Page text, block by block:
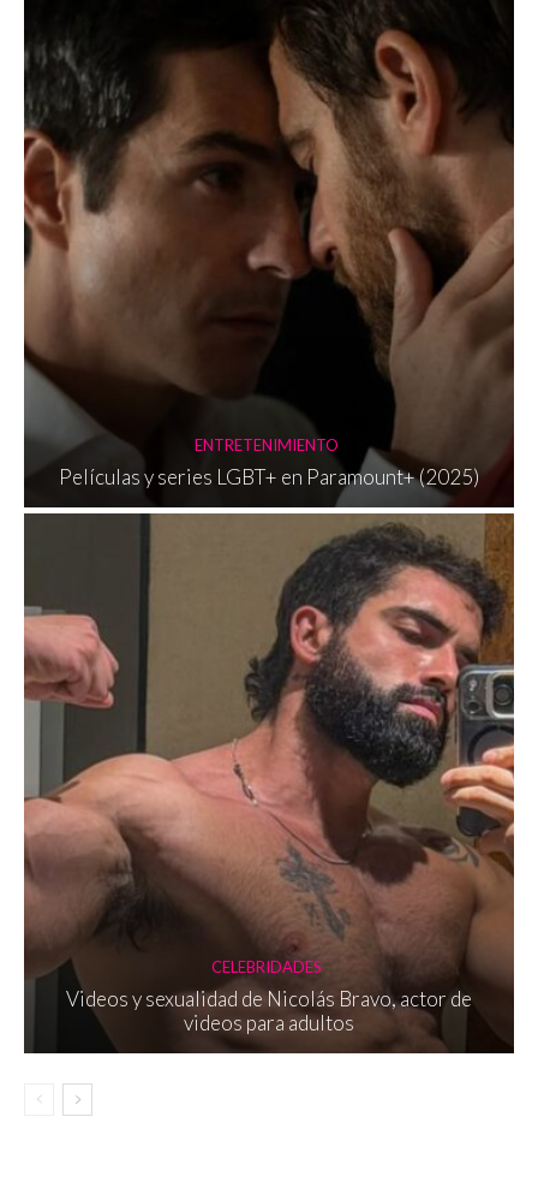
ENTRETENIMIENTO
Películas y series LGBT+ en Paramount+ (2025)
CELEBRIDADES
Videos y sexualidad de Nicolás Bravo, actor de
videos para adultos